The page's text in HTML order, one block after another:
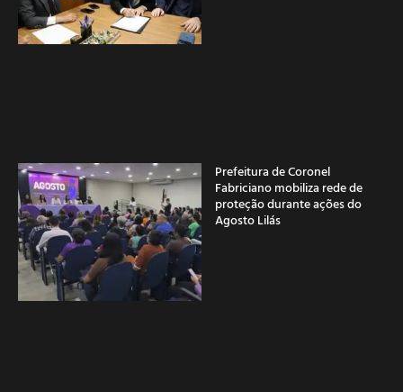
Prefeitura de Coronel
Fabriciano mobiliza rede de
proteção durante ações do
Agosto Lilás